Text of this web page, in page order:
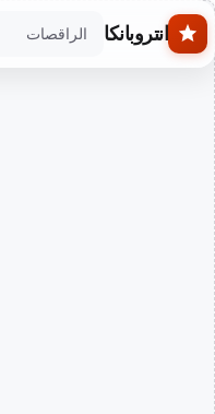
Skip to main content
انتروبانكا الراقصات